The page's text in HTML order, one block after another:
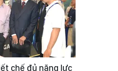
chế đủ năng lực